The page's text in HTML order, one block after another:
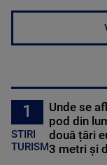
1
STIRI
TURISM
Unde se
pod din
două țări
3 metri și